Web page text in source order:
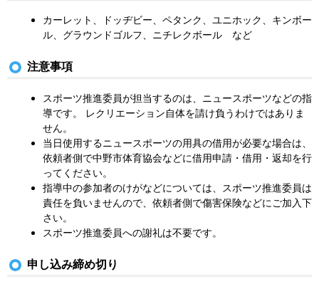
カーレット、ドッヂビー、ペタンク、ユニホック、キンボー
ル、グラウンドゴルフ、ニチレクボール など
注意事項
スポーツ推進委員が担当するのは、ニュースポーツなどの指
導です。 レクリエーション自体を請け負うわけではありま
せん。
当日使用するニュースポーツの用具の借用が必要な場合は、
依頼者側で中野市体育協会などに借用申請・借用・返却を行
ってください。
指導中の参加者のけがなどについては、スポーツ推進委員は
責任を負いませんので、依頼者側で傷害保険などにご加入下
さい。
スポーツ推進委員への謝礼は不要です。
申し込み締め切り